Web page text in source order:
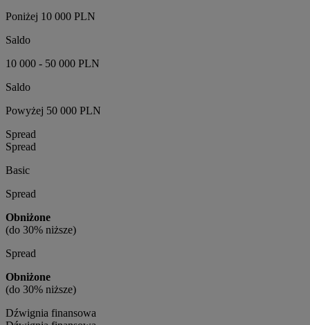
Poniżej 10 000 PLN
Saldo
10 000 - 50 000 PLN
Saldo
Powyżej 50 000 PLN
Spread
Spread
Basic
Spread
Obniżone
(do 30% niższe)
Spread
Obniżone
(do 30% niższe)
Dźwignia finansowa